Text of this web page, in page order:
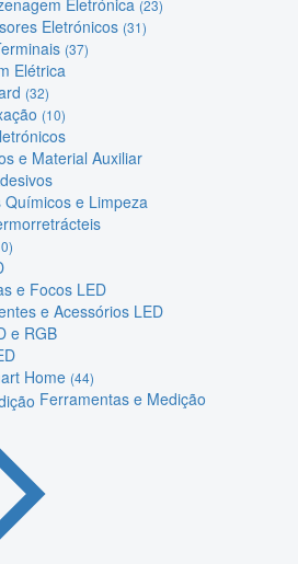
(23)
Eletrónicos (31)
(37)
Elétrica
(32)
(10)
e Material Auxiliar
Químicos e Limpeza
e Focos LED
e Acessórios LED
e RGB
Home (44)
Ferramentas e Medição